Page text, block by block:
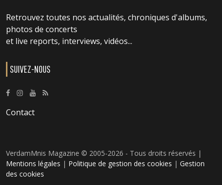
Retrouvez toutes nos actualités, chroniques d'albums,
photos de concerts
et live reports, interviews, vidéos...
SUIVEZ-NOUS
Contact
VerdamMnis Magazine © 2005-2026 - Tous droits réservés |
Mentions légales | Politique de gestion des cookies | Gestion
des cookies